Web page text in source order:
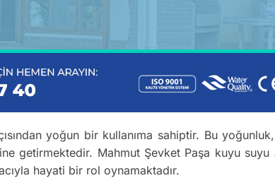
yoğun bir kullanıma sahiptir. Bu yoğunluk,
getirmektedir. Mahmut Şevket Paşa kuyu suyu
hayati bir rol oynamaktadır.